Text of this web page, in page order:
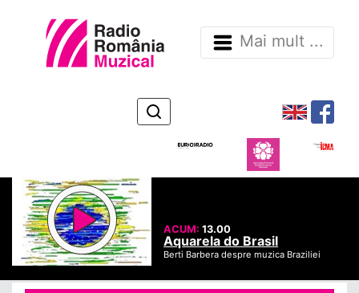
Mai mult ...
ACUM:13.00
Aquarela do Brasil
Berti Barbera despre muzica Braziliei